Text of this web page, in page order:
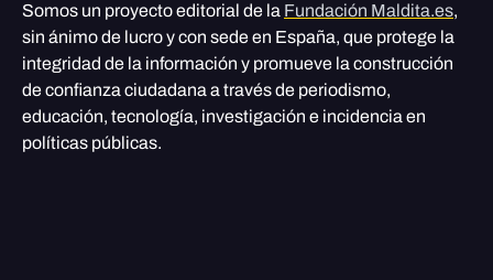
Somos un proyecto editorial de la Fundación Maldita.es,
sin ánimo de lucro y con sede en España, que protege la
integridad de la información y promueve la construcción
de confianza ciudadana a través de periodismo,
educación, tecnología, investigación e incidencia en
políticas públicas.